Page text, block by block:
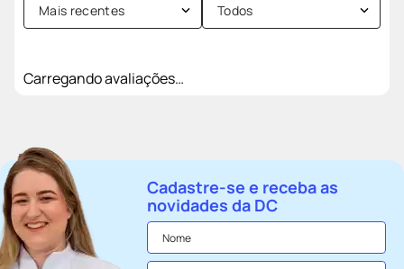
Mais recentes Todos
Carregando avaliações…
Cadastre-se e receba as
novidades da DC